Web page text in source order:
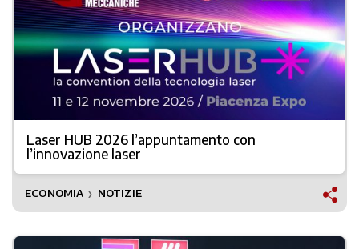
Laser HUB 2026 l’appuntamento con
l’innovazione laser
ECONOMIA ❯ NOTIZIE